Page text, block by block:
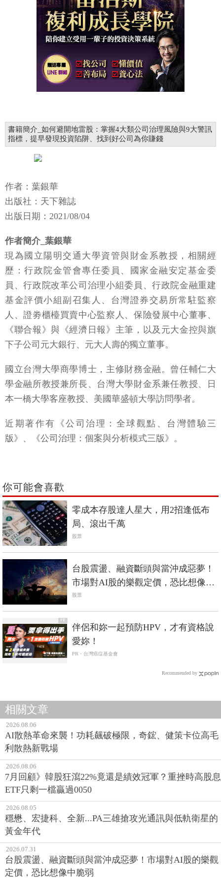
書籍簡介_如何避開地雷股：掌握4大類公司治理風險與9大警訊
指標，提早發現投資陷阱、找到好公司為你賺錢
作者：葉銀華
出版社：天下雜誌
出版日期：2021/08/04
作者簡介_葉銀華
現為國立陽明交通大學資管與財金系教授，相關經
歷：行政院金管會專任委員、國家金融安定基金委
員、行政院改革公司治理小組委員、行政院金融重建
基金評價小組副召集人、台灣證券交易所常駐監察
人、證劵櫃檯買賣中心監察人、保險發展中心董事、
《聯合報》與《經濟日報》主筆，以及元大金控與旗
下子公司元大銀行、元大人壽的獨立董事。
國立台灣大學商學博士，主修財務金融。曾任輔仁大
學金融所教授兼所長、台灣大學財金系兼任教授、日
本一橋大學客座教授、美國華盛頓大學訪問學者。
近期著作有《公司治理：全球觀點、台灣體驗三
版》、《公司治理：個案與分析模式三版》。
你可能會喜歡
零成本存股達人星大，用2招逢低布
局、滾出千萬
股票
台股震盪、融資斷頭與當沖成惡夢！
市場對AI股的樂觀定價，恐比想像中
脆弱
股票
PR
伴侶和妳一起預防HPV，才有資格說
愛妳！
PR・台灣癌症基金會
Recommended by
相關文章
2026.08.06
AI散熱革命來襲！功耗飆破極限，奇鋐、健策卡位高毛
利散熱新戰場
2026.08.06
7月回顧》韓股狂瀉22%竟還是績效冠軍？重挫時高股息
ETF只剩一檔贏過0050
2026.08.05
穩懋、宏捷科、全新...PA三雄搶攻光通訊與低軌衛星的
黃金年代
2026.07.31
台股震盪、融資斷頭與當沖成惡夢！市場對AI股的樂觀
定價，恐比想像中脆弱